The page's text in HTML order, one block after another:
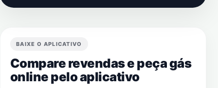
BAIXE O APLICATIVO
Compare revendas e peça gás
online pelo aplicativo